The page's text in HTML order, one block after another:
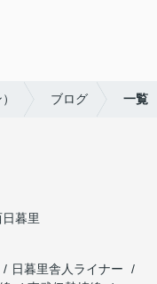
ブログ 一覧
暮里
日暮里舎人ライナー